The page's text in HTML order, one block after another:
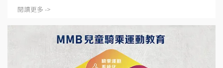
閱讀更多 ->